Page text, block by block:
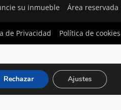
su inmueble Área reservada
de Privacidad Política de cookies
Rechazar Ajustes